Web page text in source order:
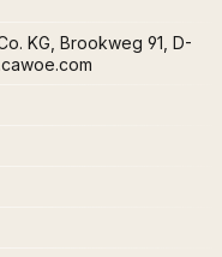
KG, Brookweg 91, D-